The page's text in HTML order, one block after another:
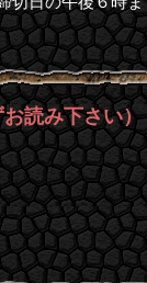
読み下さい）